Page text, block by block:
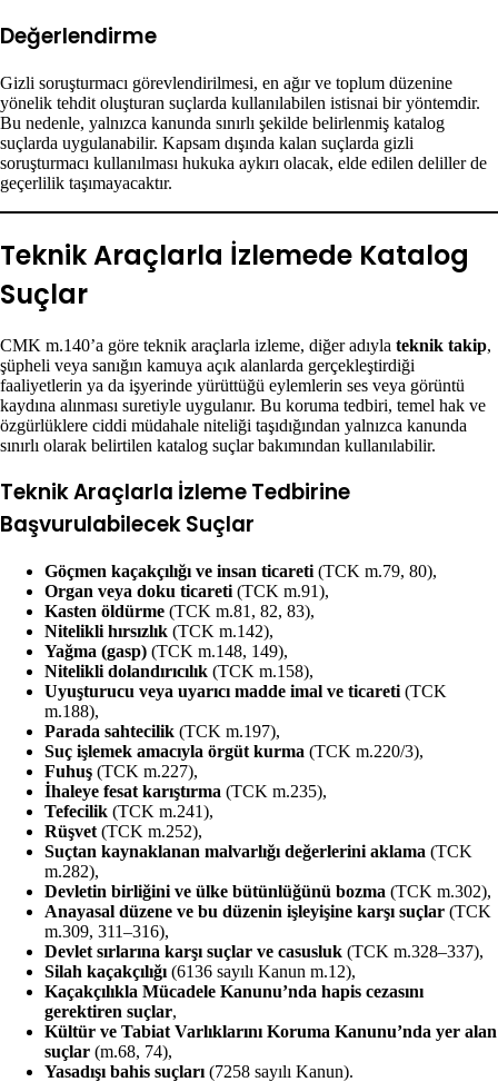
Değerlendirme
Gizli soruşturmacı görevlendirilmesi, en ağır ve toplum düzenine
yönelik tehdit oluşturan suçlarda kullanılabilen istisnai bir yöntemdir.
Bu nedenle, yalnızca kanunda sınırlı şekilde belirlenmiş katalog
suçlarda uygulanabilir. Kapsam dışında kalan suçlarda gizli
soruşturmacı kullanılması hukuka aykırı olacak, elde edilen deliller de
geçerlilik taşımayacaktır.
Teknik Araçlarla İzlemede Katalog
Suçlar
CMK m.140’a göre teknik araçlarla izleme, diğer adıyla teknik takip,
şüpheli veya sanığın kamuya açık alanlarda gerçekleştirdiği
faaliyetlerin ya da işyerinde yürüttüğü eylemlerin ses veya görüntü
kaydına alınması suretiyle uygulanır. Bu koruma tedbiri, temel hak ve
özgürlüklere ciddi müdahale niteliği taşıdığından yalnızca kanunda
sınırlı olarak belirtilen katalog suçlar bakımından kullanılabilir.
Teknik Araçlarla İzleme Tedbirine
Başvurulabilecek Suçlar
Göçmen kaçakçılığı ve insan ticareti (TCK m.79, 80),
Organ veya doku ticareti (TCK m.91),
Kasten öldürme (TCK m.81, 82, 83),
Nitelikli hırsızlık (TCK m.142),
Yağma (gasp) (TCK m.148, 149),
Nitelikli dolandırıcılık (TCK m.158),
Uyuşturucu veya uyarıcı madde imal ve ticareti (TCK
m.188),
Parada sahtecilik (TCK m.197),
Suç işlemek amacıyla örgüt kurma (TCK m.220/3),
Fuhuş (TCK m.227),
İhaleye fesat karıştırma (TCK m.235),
Tefecilik (TCK m.241),
Rüşvet (TCK m.252),
Suçtan kaynaklanan malvarlığı değerlerini aklama (TCK
m.282),
Devletin birliğini ve ülke bütünlüğünü bozma (TCK m.302),
Anayasal düzene ve bu düzenin işleyişine karşı suçlar (TCK
m.309, 311–316),
Devlet sırlarına karşı suçlar ve casusluk (TCK m.328–337),
Silah kaçakçılığı (6136 sayılı Kanun m.12),
Kaçakçılıkla Mücadele Kanunu’nda hapis cezasını
gerektiren suçlar,
Kültür ve Tabiat Varlıklarını Koruma Kanunu’nda yer alan
suçlar (m.68, 74),
Yasadışı bahis suçları (7258 sayılı Kanun).